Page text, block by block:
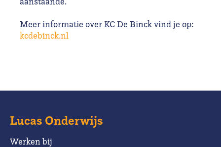
Meer informatie over KC De Binck vind je op:
kcdebinck.nl
Lucas Onderwijs
Werken bij